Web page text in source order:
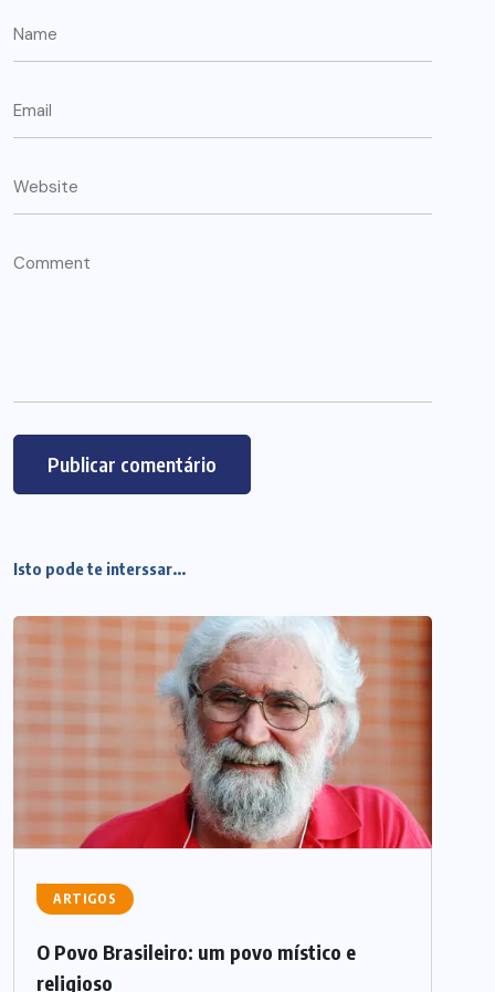
Isto pode te interssar...
ARTIGOS
O Povo Brasileiro: um povo místico e
religioso